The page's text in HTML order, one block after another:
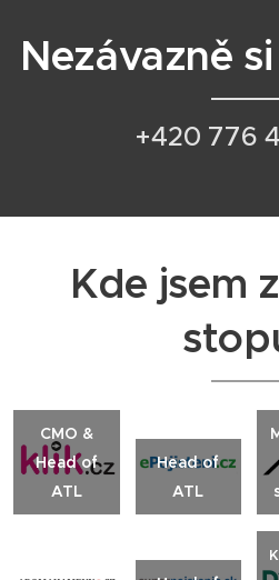
Nezávazně
+420 776
Kde jsem
CMO &
Head of
ATL
Head of
ATL